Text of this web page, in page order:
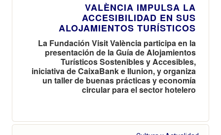
VALÈNCIA IMPULSA LA
ACCESIBILIDAD EN SUS
ALOJAMIENTOS TURÍSTICOS
La Fundación Visit València participa en la
presentación de la Guía de Alojamientos
Turísticos Sostenibles y Accesibles,
iniciativa de CaixaBank e Ilunion, y organiza
un taller de buenas prácticas y economía
circular para el sector hotelero